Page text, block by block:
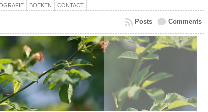
BOEKEN CONTACT
Comments
Posts